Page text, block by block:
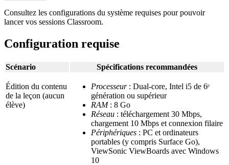
Consultez les configurations du système requises pour pouvoir
lancer vos sessions Classroom.
Configuration requise
Scénario Spécifications recommandées
Édition du contenu
de la leçon (aucun
élève)
Processeur: Dual-core, Intel i5 de 6ᵉ
génération ou supérieur
RAM: 8 Go
Réseau : téléchargement 30 Mbps,
chargement 10 Mbps et connexion filaire
Périphériques : PC et ordinateurs
portables (y compris Surface Go),
ViewSonic ViewBoards avec Windows
10